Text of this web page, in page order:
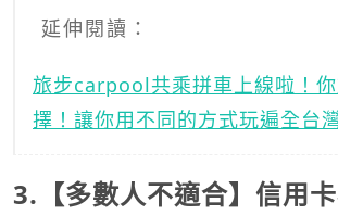
延伸閱讀：
旅步carpool共乘拼車上線啦！
擇！讓你用不同的方式玩遍全台
3.【多數人不適合】信用